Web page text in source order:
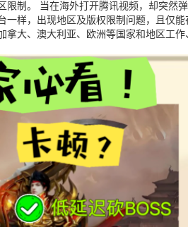
制。 当在海外打开腾讯视频，却突
样，出现地区及版权限制问题，且仅
大、澳大利亚、欧洲等国家和地区工